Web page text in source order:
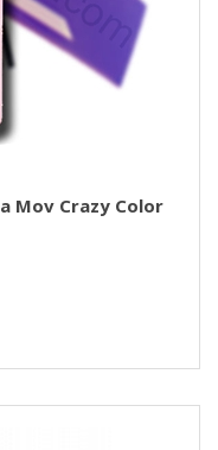
Mov Crazy Color